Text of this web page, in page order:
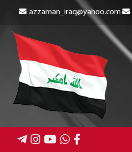
azzaman_iraq@yahoo.com